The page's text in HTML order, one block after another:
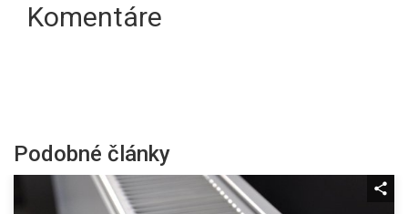
Komentáre
Podobné články